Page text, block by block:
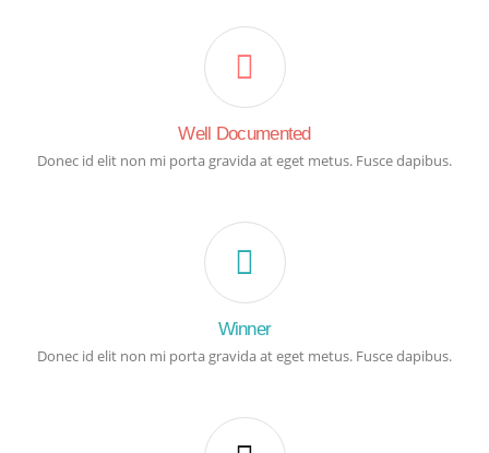
Well Documented
Donec id elit non mi porta gravida at eget metus. Fusce dapibus.
Winner
Donec id elit non mi porta gravida at eget metus. Fusce dapibus.